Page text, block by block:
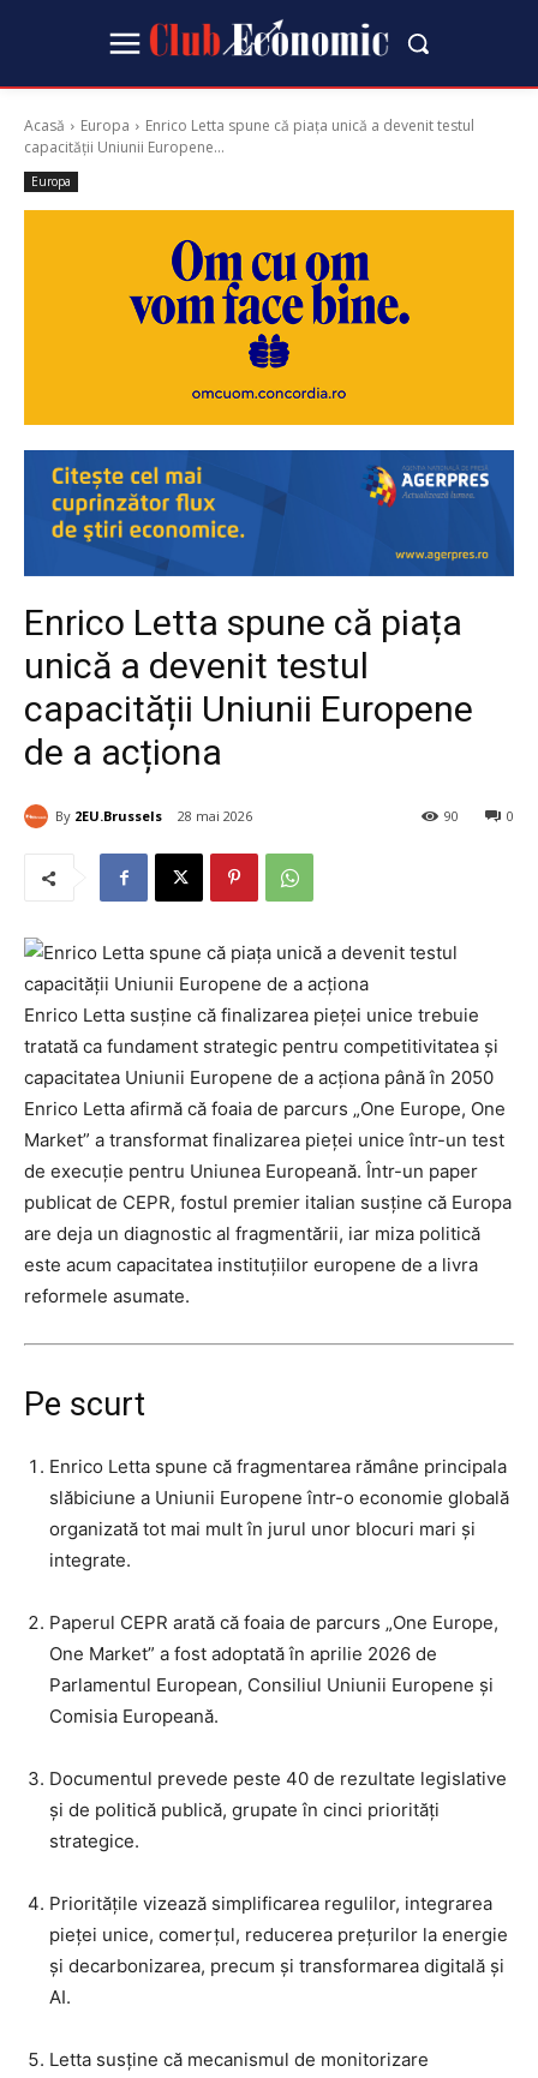
Acasă Europa
Enrico Letta spune că piața unică a devenit testul
capacității Uniunii Europene...
Europa
Enrico Letta spune că piața
unică a devenit testul
capacității Uniunii Europene
de a acționa
By 2EU.Brussels 28 mai 2026 0
90
Enrico Letta susține că finalizarea pieței unice trebuie
tratată ca fundament strategic pentru competitivitatea și
capacitatea Uniunii Europene de a acționa până în 2050
Enrico Letta afirmă că foaia de parcurs „One Europe, One
Market” a transformat finalizarea pieței unice într-un test
de execuție pentru Uniunea Europeană. Într-un paper
publicat de CEPR, fostul premier italian susține că Europa
are deja un diagnostic al fragmentării, iar miza politică
este acum capacitatea instituțiilor europene de a livra
reformele asumate.
Pe scurt
Enrico Letta spune că fragmentarea rămâne principala
slăbiciune a Uniunii Europene într-o economie globală
organizată tot mai mult în jurul unor blocuri mari și
integrate.
Paperul CEPR arată că foaia de parcurs „One Europe,
One Market” a fost adoptată în aprilie 2026 de
Parlamentul European, Consiliul Uniunii Europene și
Comisia Europeană.
Documentul prevede peste 40 de rezultate legislative
și de politică publică, grupate în cinci priorități
strategice.
Prioritățile vizează simplificarea regulilor, integrarea
pieței unice, comerțul, reducerea prețurilor la energie
și decarbonizarea, precum și transformarea digitală și
AI.
Letta susține că mecanismul de monitorizare